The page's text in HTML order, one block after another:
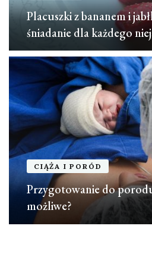
Placuszki z bananem i
śniadanie dla każdego
CIĄŻA I PORÓD
Przygotowanie do
możliwe?